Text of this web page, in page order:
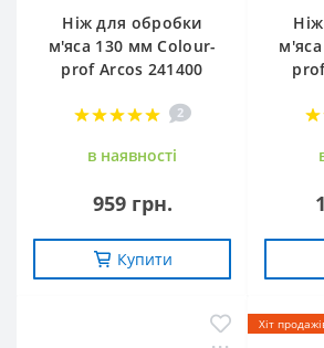
Ніж для обробки
м'яса 130 мм Colour-
prof Arcos 241400
2
в наявностi
959 грн.
Купити
Хіт